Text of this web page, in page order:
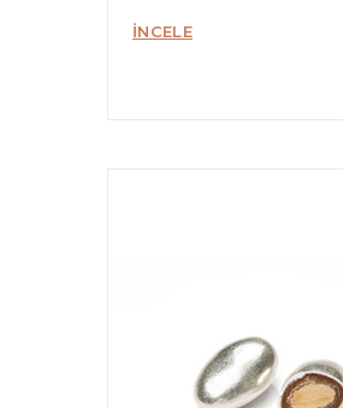
İNCELE